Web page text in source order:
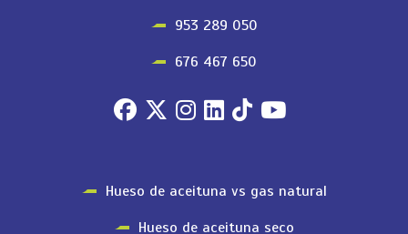
953 289 050
676 467 650
Hueso de aceituna vs gas natural
Hueso de aceituna seco